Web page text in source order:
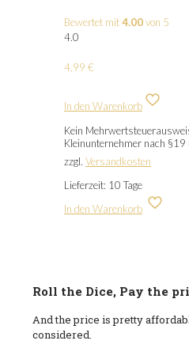
Bewertet mit4.00von 5
4.0
4,99 €
In den Warenkorb
Kein
Kleinunternehmer nach §19
zzgl. Versandkosten
Lieferzeit: 10 Tage
In den Warenkorb
Roll the Dice, Pay the
And the price is pretty
considered.